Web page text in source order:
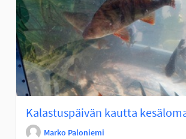
Kalastuspäivän kautta
Marko Paloniemi